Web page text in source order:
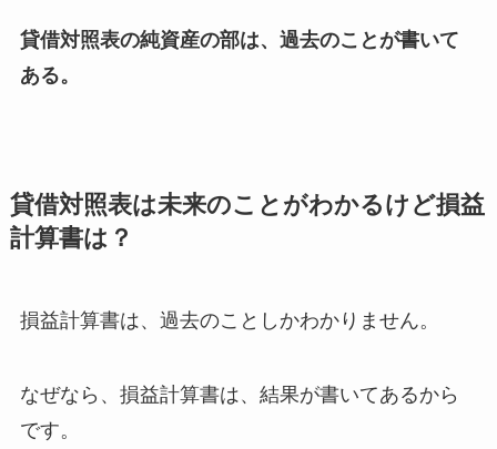
貸借対照表の純資産の部は、過去のことが書いて
ある。
貸借対照表は未来のことがわかるけど損益
計算書は？
損益計算書は、過去のことしかわかりません。
なぜなら、損益計算書は、結果が書いてあるから
です。